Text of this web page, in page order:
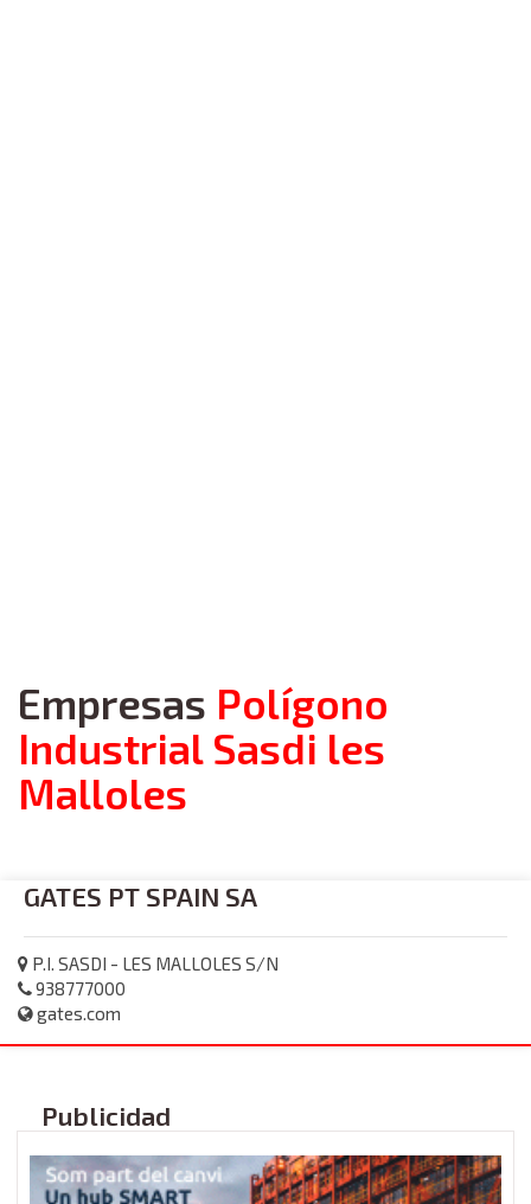
Empresas Polígono
Industrial Sasdi les
Malloles
GATES PT SPAIN SA
P.I. SASDI - LES MALLOLES S/N
938777000
gates.com
Publicidad